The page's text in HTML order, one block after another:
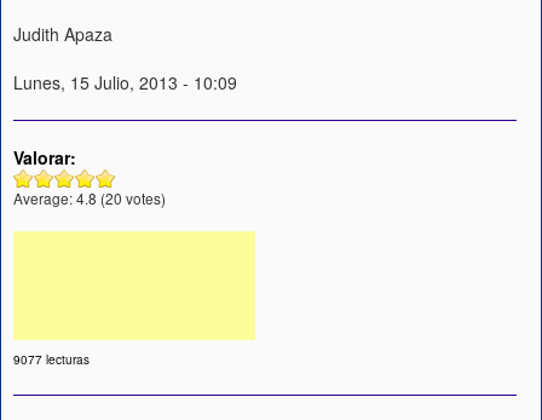
Judith Apaza
Lunes, 15 Julio, 2013 - 10:09
Valorar:
Average:4.8 (20 votes)
9077 lecturas